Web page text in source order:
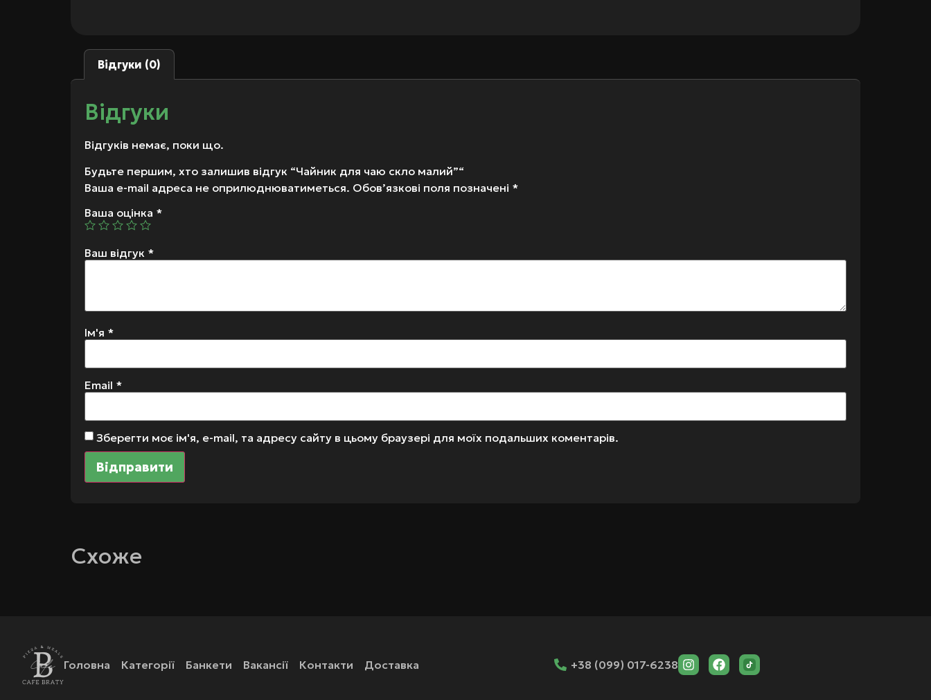
Відгуки (0)
Відгуки
Відгуків немає, поки що.
Будьте першим, хто залишив відгук “Чайник для чаю скло малий”“
Ваша e-mail адреса не оприлюднюватиметься. Обов’язкові поля позначені *
Ваша оцінка *
Ваш відгук *
Ім'я *
Email *
Зберегти моє ім'я, e-mail, та адресу сайту в цьому браузері для моїх подальших коментарів.
Схоже
Головна Категорії Банкети Вакансії Контакти Доставка +38 (099) 017-6238